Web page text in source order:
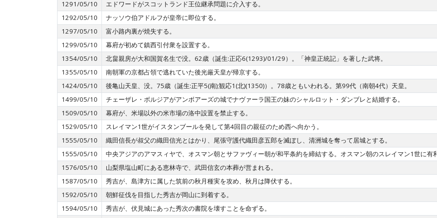
1291/05/10
エドワードがスコットランド王位継承問題に介入する。
1292/05/10
ナッソウ伯アドルフが皇帝に即位する。
1297/05/10
富小路内裏が焼失する。
1299/05/10
幕府が初めて鎮西引付衆を設置する。
1354/05/10
北畠親房が大和国賀名生で没。62歳（誕生:正応6(1293)/01/29）。「神皇正統記」を著した武将。
1355/05/10
南朝軍の京都占領で逃れていた後光厳天皇が帰京する。
1424/05/10
後亀山天皇、没。75歳（誕生:正平5(南);観応1(北)(1350)）。78歳ともいわれる。第99代（南朝4代）天皇。
1499/05/10
チェーザレ・ボルジアがアンボアーズの城でナヴァーラ国王の妹のシャルロット・ダンブレと結婚する。
1509/05/10
幕府が、米場以外の米市場の洛中設置を禁止する。
1529/05/10
スレイマン1世がイスタンブールを発して第4回目の親征のため西へ向かう。
1555/05/10
織田信長が叔父の織田信光とはかり、尾張守護代織田彦五郎を滅ぼし、清洲城を奪って居城とする。
1555/05/10
中央アジアのアマスィヤで、オスマン朝とサファヴィー朝が和平条約を締結する。オスマン朝のスレイマン1世に有
1576/05/10
山梨県塩山町にある恵林寺で、武田信玄の本葬が営まれる。
1587/05/10
秀吉が、島津方に属した筑前の秋月種実を攻め、秋月は降伏する。
1592/05/10
朝鮮征伐を目指した秀吉が岡山に到着する。
1594/05/10
秀吉が、伏見城にあった秀次の書院を壊すことを命ずる。